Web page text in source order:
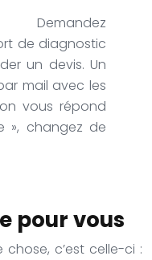
de diagnostic
un devis. Un
mail avec les
vous répond
», changez de
pour vous
chose, c’est celle-ci :